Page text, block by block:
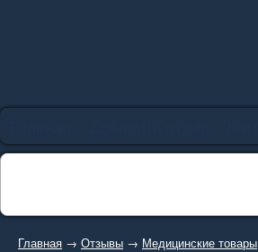
Главная → Отзывы → Медицинские товары